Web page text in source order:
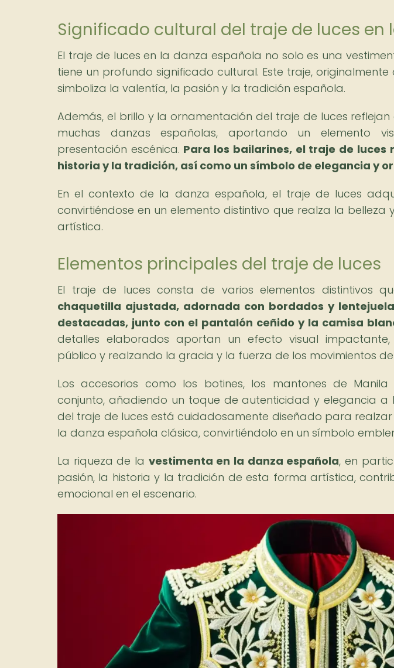
Significado cultural del traje de luces en
El traje de luces en la danza española no solo es una
tiene un profundo significado cultural. Este traje,
simboliza la valentía, la pasión y la tradición española.
Además, el brillo y la ornamentación del traje de luces
muchas danzas españolas, aportando un elemento
presentación escénica. Para los bailarines, el traje de luces
historia y la tradición, así como un símbolo de elegancia y
En el contexto de la danza española, el traje de luces
convirtiéndose en un elemento distintivo que realza la
artística.
Elementos principales del traje de luces
El traje de luces consta de varios elementos distintivos
chaquetilla ajustada, adornada con bordados y
destacadas, junto con el pantalón ceñido y la camisa
detalles elaborados aportan un efecto visual
público y realzando la gracia y la fuerza de los movimientos
Los accesorios como los botines, los mantones de
conjunto, añadiendo un toque de autenticidad y elegancia a
del traje de luces está cuidadosamente diseñado para
la danza española clásica, convirtiéndolo en un símbolo
La riqueza de la vestimenta en la danza española, en
pasión, la historia y la tradición de esta forma artística,
emocional en el escenario.